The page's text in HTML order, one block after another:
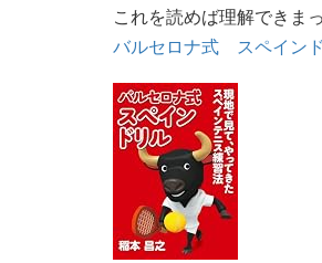
これを読めば理解できま
バルセロナ式 スペイン